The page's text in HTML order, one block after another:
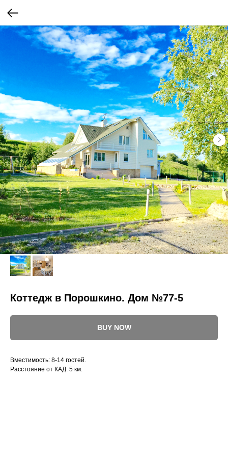
Коттедж в Порошкино. Дом №77-5
BUY NOW
Вместимость: 8-14 гостей.
Расстояние от КАД: 5 км.